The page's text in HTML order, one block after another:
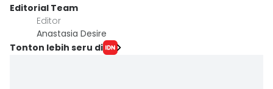
Editorial Team
Editor
Anastasia Desire
Tonton lebih seru di